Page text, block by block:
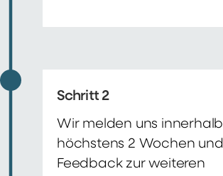
Schritt 2
Wir melden uns
höchstens 2 Wochen
Feedback zur weiteren